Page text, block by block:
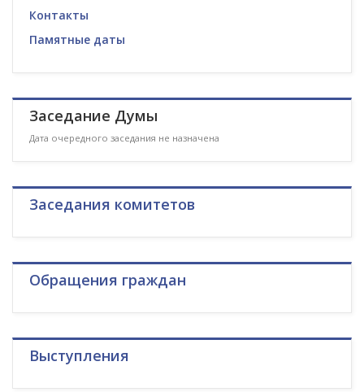
Контакты
Памятные даты
Заседание Думы
Дата очередного заседания не назначена
Заседания комитетов
Обращения граждан
Выступления